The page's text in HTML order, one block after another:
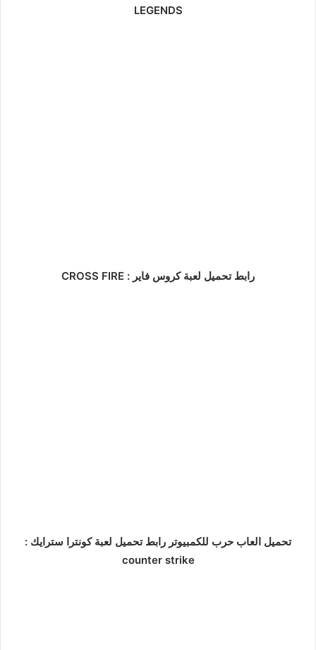
LEGENDS
رابط تحميل لعبة كروس فاير : CROSS FIRE
تحميل العاب حرب للكمبيوتر رابط تحميل لعبة كونترا سترايك :
counter strike